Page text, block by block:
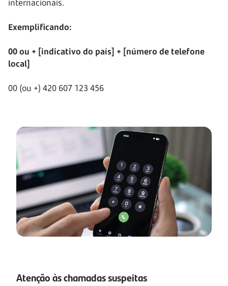
internacionais.
Exemplificando:
00 ou + [indicativo do país] + [número de telefone
local]
00 (ou +) 420 607 123 456
Atenção às chamadas suspeitas